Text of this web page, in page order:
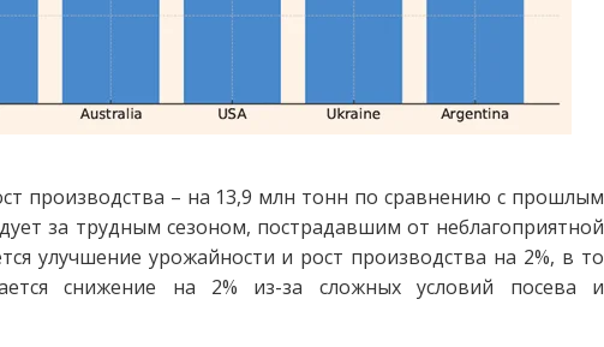
производства – на 13,9 млн тонн по сравнению с прошлым
за трудным сезоном, пострадавшим от неблагоприятной
улучшение урожайности и рост производства на 2%, в то
снижение на 2% из-за сложных условий посева и